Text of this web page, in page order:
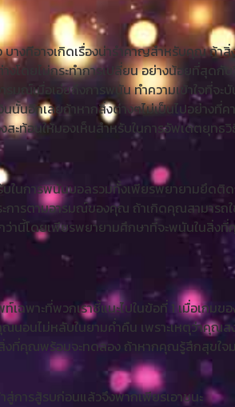
างทีอาจเกิดเรื่องน่ารำคาญสำหรับคุณ ถ้
โดยไม่กระทำการเปลี่ยน อย่างน้อยที่สุด
มณ์เมื่อเอ่ยถึงการพนัน ทำความเข้าใจที่จ
นนั้นอีกเลยถ้าหากสิ่งต่างๆไม่เป็นไปอย่าง
ท้อนให้มองเห็นสำหรับในการอัพเดตยุทธ
นการพนันบอลรวมทั้งเพียรพยายามยึดติ
ะการตามอารมณ์ของคุณ ถ้าเกิดคุณสามารถ
กว่านี้โดยเพียรพยายามศึกษาที่จะพนันใน
พาะที่พวกเราชี้แนะไปในข้อที่ 1 เมื่อเกมข
อนไม่หลับในยามค่ำคืน เพราะเหตุว่าคุ
งที่คุณพร้อมจะทดลอง ถ้าหากคุณรู้สึกสุขใจ
การสู้รบก่อนแล้วจึงพากเพียรเอาชนะ